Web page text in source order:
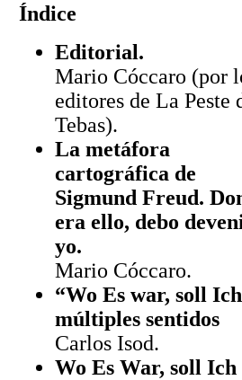
Índice
Editorial.
Mario Cóccaro (por
editores de La Peste
Tebas).
La metáfora
cartográfica de
Sigmund Freud.
era ello, debo
yo.
Mario Cóccaro.
“Wo Es war, soll
múltiples sentidos
Carlos Isod.
Wo Es War, soll